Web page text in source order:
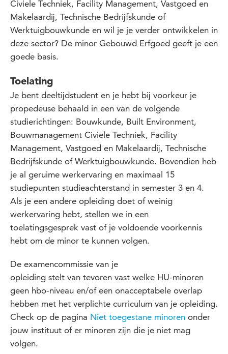
Civiele Techniek, Facility Management, Vastgoed en
Makelaardij, Technische Bedrijfskunde of
Werktuigbouwkunde en wil je je verder ontwikkelen in
deze sector? De minor Gebouwd Erfgoed geeft je een
goede basis.
Toelating
Je bent deeltijdstudent en je hebt bij voorkeur je
propedeuse behaald in een van de volgende
studierichtingen: Bouwkunde, Built Environment,
Bouwmanagement Civiele Techniek, Facility
Management, Vastgoed en Makelaardij, Technische
Bedrijfskunde of Werktuigbouwkunde. Bovendien heb
je al geruime werkervaring en maximaal 15
studiepunten studieachterstand in semester 3 en 4.
Als je een andere opleiding doet of weinig
werkervaring hebt, stellen we in een
toelatingsgesprek vast of je voldoende voorkennis
hebt om de minor te kunnen volgen.
De examencommissie van je
opleiding stelt van tevoren vast welke HU-minoren
geen hbo-niveau en/of een onacceptabele overlap
hebben met het verplichte curriculum van je opleiding.
Check op de pagina Niet toegestane minoren onder
jouw instituut of er minoren zijn die je niet mag
volgen.